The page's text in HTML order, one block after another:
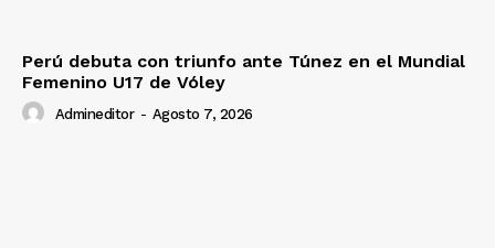
Perú debuta con triunfo ante Túnez en el Mundial
Femenino U17 de Vóley
Admineditor - Agosto 7, 2026